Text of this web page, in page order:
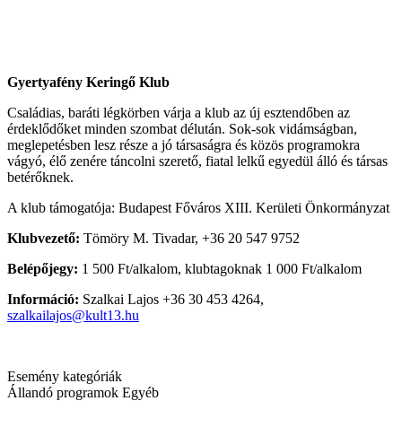
Gyertyafény Keringő Klub
Családias, baráti légkörben várja a klub az új esztendőben az
érdeklődőket minden szombat délután. Sok-sok vidámságban,
meglepetésben lesz része a jó társaságra és közös programokra
vágyó, élő zenére táncolni szerető, fiatal lelkű egyedül álló és társas
betérőknek.
A klub támogatója: Budapest Főváros XIII. Kerületi Önkormányzat
Klubvezető: Tömöry M. Tivadar, +36 20 547 9752
Belépőjegy: 1 500 Ft/alkalom, klubtagoknak 1 000 Ft/alkalom
Információ: Szalkai Lajos +36 30 453 4264,
szalkailajos@kult13.hu
Esemény kategóriák
Állandó programok Egyéb